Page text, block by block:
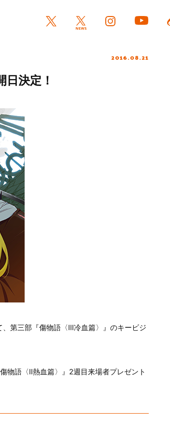
2016.08.21
決定！
第三部『傷物語〈Ⅲ冷血篇〉』のキービジ
物語〈Ⅱ熱血篇〉』2週目来場者プレゼント